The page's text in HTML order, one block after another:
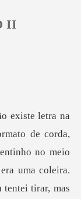
II
no meio
uma coleira.